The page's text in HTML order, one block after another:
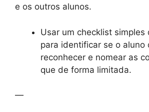
e os outros alunos.
Usar um checklist simples
para identificar se o aluno
reconhecer e nomear as
que de forma limitada.
—